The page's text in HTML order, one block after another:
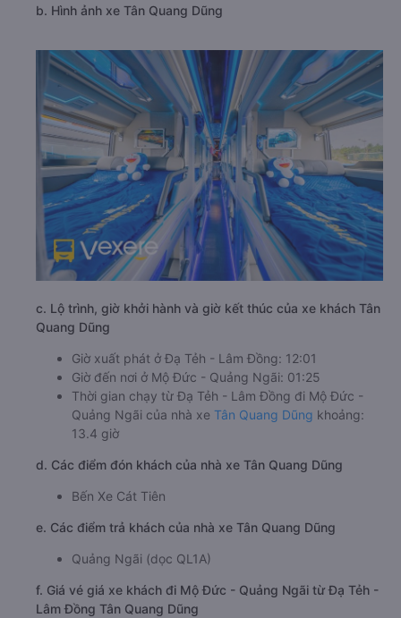
b. Hình ảnh xe Tân Quang Dũng
c. Lộ trình, giờ khởi hành và giờ kết thúc của xe khách Tân
Quang Dũng
Giờ xuất phát ở Đạ Tẻh - Lâm Đồng: 12:01
Giờ đến nơi ở Mộ Đức - Quảng Ngãi: 01:25
Thời gian chạy từ Đạ Tẻh - Lâm Đồng đi Mộ Đức -
Quảng Ngãi của nhà xe Tân Quang Dũng khoảng:
13.4 giờ
d. Các điểm đón khách của nhà xe Tân Quang Dũng
Bến Xe Cát Tiên
e. Các điểm trả khách của nhà xe Tân Quang Dũng
Quảng Ngãi (dọc QL1A)
f. Giá vé giá xe khách đi Mộ Đức - Quảng Ngãi từ Đạ Tẻh -
Lâm Đồng Tân Quang Dũng